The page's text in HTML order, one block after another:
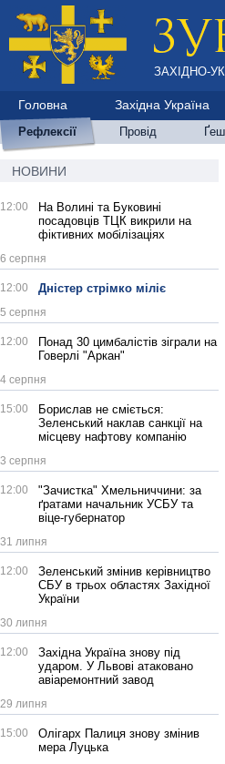
ЗАХІДНО-
Головна Західна Україна
Рефлексії Провід
НОВИНИ
12:00
На Волині та Буковині
посадовців ТЦК викрили на
фіктивних мобілізаціях
6 серпня
12:00 Дністер стрімко міліє
5 серпня
12:00
Понад 30 цимбалістів зіграли на
Говерлі "Аркан"
4 серпня
15:00
Борислав не сміється:
Зеленський наклав санкції на
місцеву нафтову компанію
3 серпня
12:00
"Зачистка" Хмельниччини: за
ґратами начальник УСБУ та
віце-губернатор
31 липня
12:00
Зеленський змінив керівництво
СБУ в трьох областях Західної
України
30 липня
12:00
Західна Україна знову під
ударом. У Львові атаковано
авіаремонтний завод
29 липня
15:00
Олігарх Палиця знову змінив
мера Луцька